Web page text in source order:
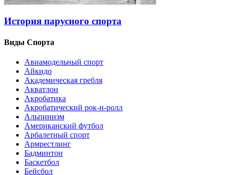
История парусного спорта
Виды Спорта
Авиамодельный спорт
Айкидо
Академическая гребля
Акватлон
Акробатика
Акробатический рок-н-ролл
Альпинизм
Американский футбол
Арбалетный спорт
Армрестлинг
Бадминтон
Баскетбол
Бейсбол